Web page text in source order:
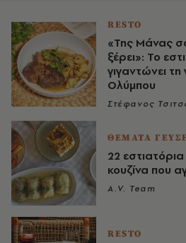
RESTO
«Της Μάνας
ξέρει»: Το
γιγαντώνει
Ολύμπου
Στέφανος
ΘΕΜΑΤΑ
22 εστιατόρια
κουζίνα που
A.V. Team
RESTO